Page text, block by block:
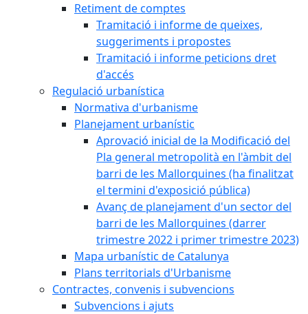
Retiment de comptes
Tramitació i informe de queixes,
suggeriments i propostes
Tramitació i informe peticions dret
d'accés
Regulació urbanística
Normativa d'urbanisme
Planejament urbanístic
Aprovació inicial de la Modificació del
Pla general metropolità en l'àmbit del
barri de les Mallorquines (ha finalitzat
el termini d'exposició pública)
Avanç de planejament d'un sector del
barri de les Mallorquines (darrer
trimestre 2022 i primer trimestre 2023)
Mapa urbanístic de Catalunya
Plans territorials d'Urbanisme
Contractes, convenis i subvencions
Subvencions i ajuts